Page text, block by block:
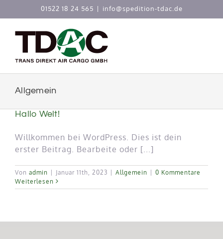
Inhalt
springen
01522 18 24 565 | info@spedition-tdac.de
Allgemein
Hallo Welt!
Willkommen bei WordPress. Dies ist dein
erster Beitrag. Bearbeite oder [...]
Von admin | Januar 11th, 2023 | Allgemein | 0 Kommentare
Weiterlesen